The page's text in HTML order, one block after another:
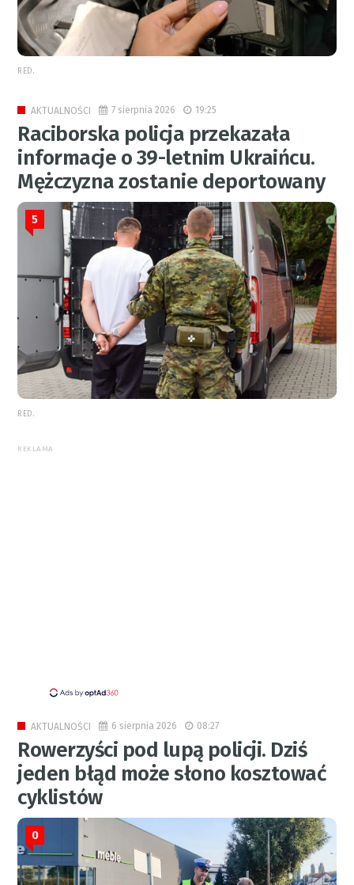
RED.
AKTUALNOŚCI 7 sierpnia 2026 19:25
Raciborska policja przekazała
informacje o 39-letnim Ukraińcu.
Mężczyzna zostanie deportowany
5
RED.
REKLAMA
AKTUALNOŚCI 6 sierpnia 2026 08:27
Rowerzyści pod lupą policji. Dziś
jeden błąd może słono kosztować
cyklistów
0